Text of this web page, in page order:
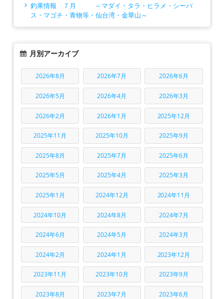
釣果情報 ７月 ～マダイ・タラ・ヒラメ・シーバ
ス・マゴチ・青物等・仙台湾・金華山～
月別アーカイブ
2026年8月 2026年7月 2026年6月
2026年5月 2026年4月 2026年3月
2026年2月 2026年1月 2025年12月
2025年11月 2025年10月 2025年9月
2025年8月 2025年7月 2025年6月
2025年5月 2025年4月 2025年3月
2025年1月 2024年12月 2024年11月
2024年10月 2024年8月 2024年7月
2024年6月 2024年5月 2024年3月
2024年2月 2024年1月 2023年12月
2023年11月 2023年10月 2023年9月
2023年8月 2023年7月 2023年6月